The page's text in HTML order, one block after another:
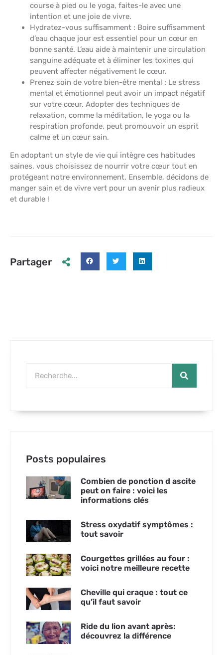
course à pied ou le yoga, faites-le avec une
intention et une joie de vivre.
Hydratez-vous suffisamment : Boire suffisamment
d’eau chaque jour est essentiel pour un cœur en
bonne santé. L’eau aide à maintenir une circulation
sanguine adéquate et à éliminer les toxines qui
peuvent affecter négativement le cœur.
Prenez soin de votre bien-être mental : Le stress
mental et émotionnel peut avoir un impact négatif
sur votre cœur. Adopter des techniques de
relaxation, comme la méditation, le yoga ou la
respiration profonde, peut promouvoir un esprit
calme et un cœur sain.
En adoptant un style de vie qui intègre ces habitudes
saines, vous choisissez de nourrir votre cœur tout en
protégeant notre environnement. Ensemble, décidons de
manger sain et de vivre vert pour un avenir plus radieux
et durable !
Partager
Posts populaires
Combien de ponction d ascite
peut on faire : voici les
informations clés
Stress oxydatif symptômes :
tout savoir
Courgettes grillées au four :
voici notre meilleure recette
Cheville qui craque : tout ce
qu’il faut savoir
Ride du lion avant après:
découvrez la différence